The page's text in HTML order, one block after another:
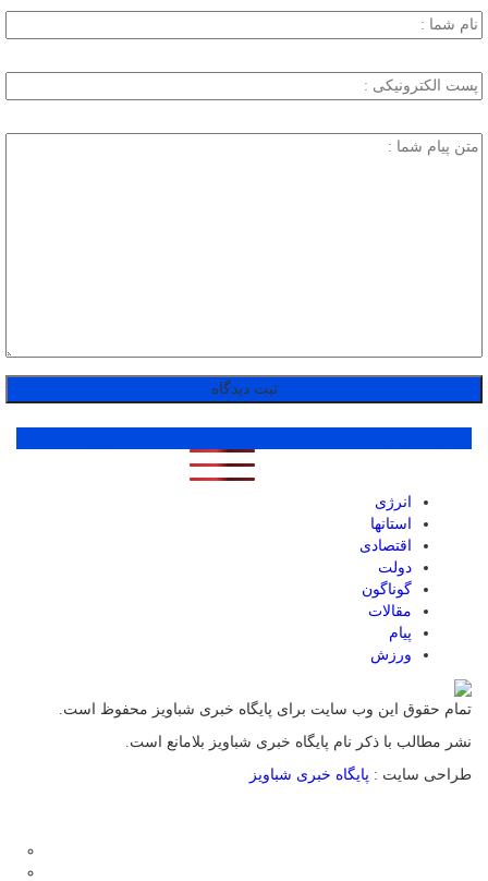
انرژی
استانها
اقتصادی
دولت
گوناگون
مقالات
پیام
ورزش
تمام حقوق این وب سایت برای پایگاه خبری شباویز محفوظ است.
نشر مطالب با ذکر نام پایگاه خبری شباویز بلامانع است.
طراحی سایت : پایگاه خبری شباویز